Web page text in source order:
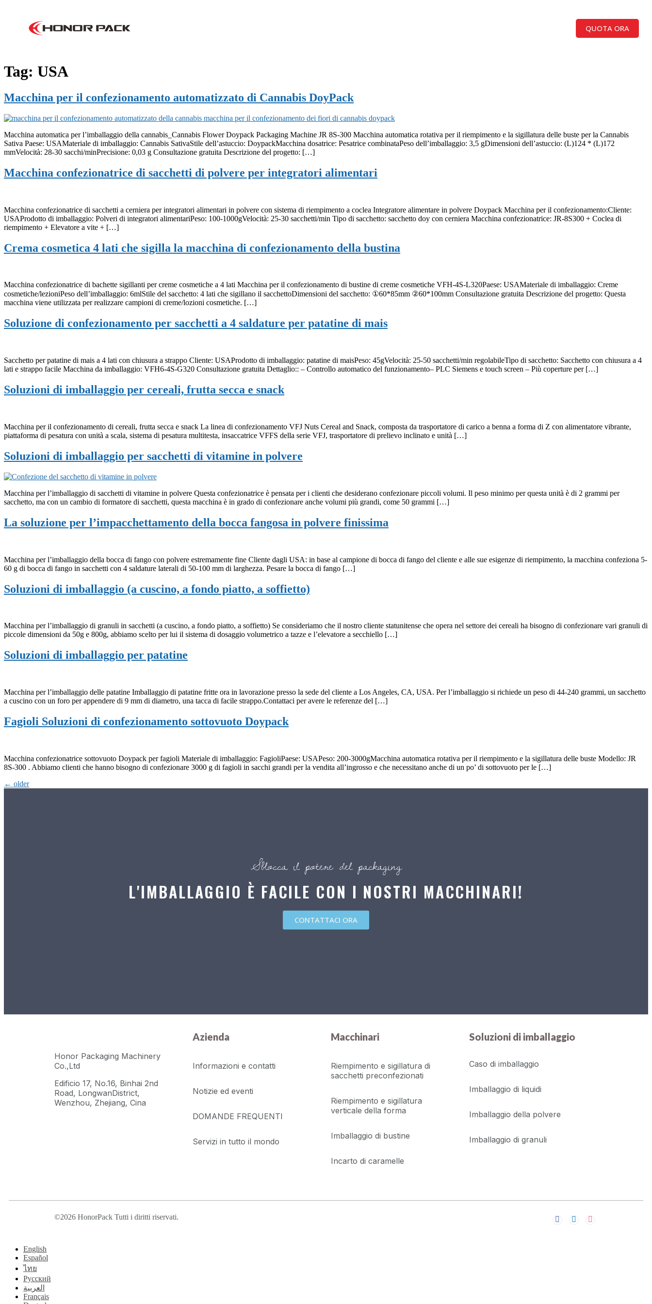
QUOTA ORA
Tag: USA
Macchina per il confezionamento automatizzato di Cannabis DoyPack
Macchina automatica per l’imballaggio della cannabis_Cannabis Flower Doypack Packaging Machine JR 8S-300 Macchina automatica rotativa per il riempimento e la sigillatura delle buste per la Cannabis
Sativa Paese: USAMateriale di imballaggio: Cannabis SativaStile dell’astuccio: DoypackMacchina dosatrice: Pesatrice combinataPeso dell’imballaggio: 3,5 gDimensioni dell’astuccio: (L)124 * (L)172
mmVelocità: 28-30 sacchi/minPrecisione: 0,03 g Consultazione gratuita Descrizione del progetto: […]
Macchina confezionatrice di sacchetti di polvere per integratori alimentari
Macchina confezionatrice di sacchetti a cerniera per integratori alimentari in polvere con sistema di riempimento a coclea Integratore alimentare in polvere Doypack Macchina per il confezionamento:Cliente:
USAProdotto di imballaggio: Polveri di integratori alimentariPeso: 100-1000gVelocità: 25-30 sacchetti/min Tipo di sacchetto: sacchetto doy con cerniera Macchina confezionatrice: JR-8S300 + Coclea di
riempimento + Elevatore a vite + […]
Crema cosmetica 4 lati che sigilla la macchina di confezionamento della bustina
Macchina confezionatrice di bachette sigillanti per creme cosmetiche a 4 lati Macchina per il confezionamento di bustine di creme cosmetiche VFH-4S-L320Paese: USAMateriale di imballaggio: Creme
cosmetiche/lezioniPeso dell’imballaggio: 6mlStile del sacchetto: 4 lati che sigillano il sacchettoDimensioni del sacchetto: ①60*85mm ②60*100mm Consultazione gratuita Descrizione del progetto: Questa
macchina viene utilizzata per realizzare campioni di creme/lozioni cosmetiche. […]
Soluzione di confezionamento per sacchetti a 4 saldature per patatine di mais
Sacchetto per patatine di mais a 4 lati con chiusura a strappo Cliente: USAProdotto di imballaggio: patatine di maisPeso: 45gVelocità: 25-50 sacchetti/min regolabileTipo di sacchetto: Sacchetto con chiusura a 4
lati e strappo facile Macchina da imballaggio: VFH6-4S-G320 Consultazione gratuita Dettaglio:: – Controllo automatico del funzionamento– PLC Siemens e touch screen – Più coperture per […]
Soluzioni di imballaggio per cereali, frutta secca e snack
Macchina per il confezionamento di cereali, frutta secca e snack La linea di confezionamento VFJ Nuts Cereal and Snack, composta da trasportatore di carico a benna a forma di Z con alimentatore vibrante,
piattaforma di pesatura con unità a scala, sistema di pesatura multitesta, insaccatrice VFFS della serie VFJ, trasportatore di prelievo inclinato e unità […]
Soluzioni di imballaggio per sacchetti di vitamine in polvere
Macchina per l’imballaggio di sacchetti di vitamine in polvere Questa confezionatrice è pensata per i clienti che desiderano confezionare piccoli volumi. Il peso minimo per questa unità è di 2 grammi per
sacchetto, ma con un cambio di formatore di sacchetti, questa macchina è in grado di confezionare anche volumi più grandi, come 50 grammi […]
La soluzione per l’impacchettamento della bocca fangosa in polvere finissima
Macchina per l’imballaggio della bocca di fango con polvere estremamente fine Cliente dagli USA: in base al campione di bocca di fango del cliente e alle sue esigenze di riempimento, la macchina confeziona 5-
60 g di bocca di fango in sacchetti con 4 saldature laterali di 50-100 mm di larghezza. Pesare la bocca di fango […]
Soluzioni di imballaggio (a cuscino, a fondo piatto, a soffietto)
Macchina per l’imballaggio di granuli in sacchetti (a cuscino, a fondo piatto, a soffietto) Se consideriamo che il nostro cliente statunitense che opera nel settore dei cereali ha bisogno di confezionare vari granuli di
piccole dimensioni da 50g e 800g, abbiamo scelto per lui il sistema di dosaggio volumetrico a tazze e l’elevatore a secchiello […]
Soluzioni di imballaggio per patatine
Macchina per l’imballaggio delle patatine Imballaggio di patatine fritte ora in lavorazione presso la sede del cliente a Los Angeles, CA, USA. Per l’imballaggio si richiede un peso di 44-240 grammi, un sacchetto
a cuscino con un foro per appendere di 9 mm di diametro, una tacca di facile strappo.Contattaci per avere le referenze del […]
Fagioli Soluzioni di confezionamento sottovuoto Doypack
Macchina confezionatrice sottovuoto Doypack per fagioli Materiale di imballaggio: FagioliPaese: USAPeso: 200-3000gMacchina automatica rotativa per il riempimento e la sigillatura delle buste Modello: JR
8S-300 . Abbiamo clienti che hanno bisogno di confezionare 3000 g di fagioli in sacchi grandi per la vendita all’ingrosso e che necessitano anche di un po’ di sottovuoto per le […]
← older
Sblocca il potere del packaging
L'IMBALLAGGIO È FACILE CON I NOSTRI MACCHINARI!
CONTATTACI ORA
Honor Packaging Machinery
Co.,Ltd
Edificio 17, No.16, Binhai 2nd
Road, LongwanDistrict,
Wenzhou, Zhejiang, Cina
Azienda
Informazioni e contatti
Notizie ed eventi
DOMANDE FREQUENTI
Servizi in tutto il mondo
Macchinari
Riempimento e sigillatura di
sacchetti preconfezionati
Riempimento e sigillatura
verticale della forma
Imballaggio di bustine
Incarto di caramelle
Soluzioni di imballaggio
Caso di imballaggio
Imballaggio di liquidi
Imballaggio della polvere
Imballaggio di granuli
©2026 HonorPack Tutti i diritti riservati.
English
Español
ไทย
Русский
العربية
Français